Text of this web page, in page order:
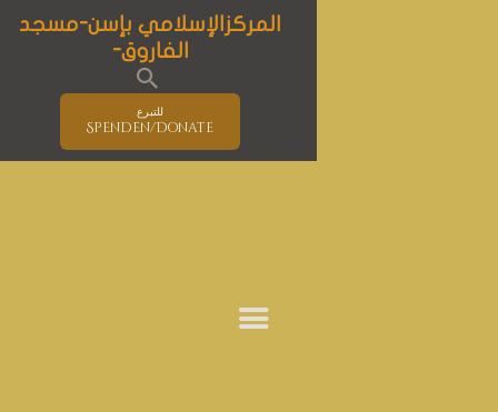
المركزالإسلامي بإسن-مسجد
الفاروق-
للتبرع
Spenden/Donate